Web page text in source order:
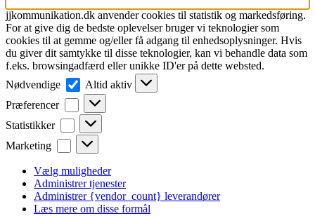
jjkommunikation.dk anvender cookies til statistik og markedsføring.
For at give dig de bedste oplevelser bruger vi teknologier som
cookies til at gemme og/eller få adgang til enhedsoplysninger. Hvis
du giver dit samtykke til disse teknologier, kan vi behandle data som
f.eks. browsingadfærd eller unikke ID'er på dette websted.
Nødvendige
Nødvendige
Altid aktiv
Præferencer
Præferencer
Statistikker
Statistikker
Marketing
Marketing
Vælg muligheder
Administrer tjenester
Administrer {vendor_count} leverandører
Læs mere om disse formål